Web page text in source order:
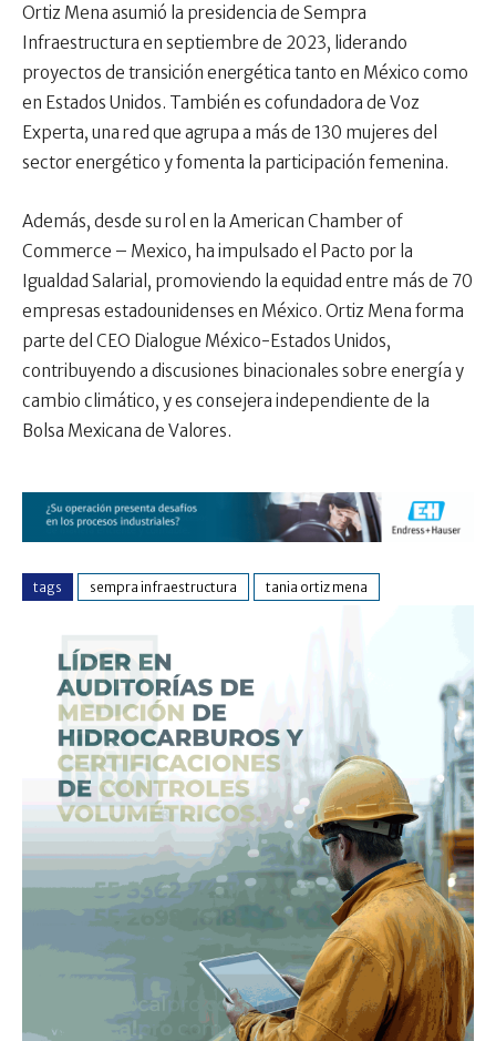
Ortiz Mena asumió la presidencia de Sempra
Infraestructura en septiembre de 2023, liderando
proyectos de transición energética tanto en México como
en Estados Unidos. También es cofundadora de Voz
Experta, una red que agrupa a más de 130 mujeres del
sector energético y fomenta la participación femenina.
Además, desde su rol en la American Chamber of
Commerce – Mexico, ha impulsado el Pacto por la
Igualdad Salarial, promoviendo la equidad entre más de 70
empresas estadounidenses en México. Ortiz Mena forma
parte del CEO Dialogue México-Estados Unidos,
contribuyendo a discusiones binacionales sobre energía y
cambio climático, y es consejera independiente de la
Bolsa Mexicana de Valores.
tags sempra infraestructura tania ortiz mena